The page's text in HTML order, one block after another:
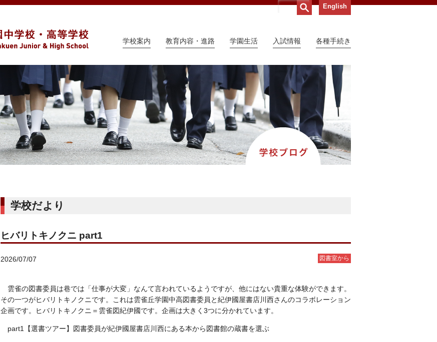
English
学校案内 教育内容・進路 学園生活 入試情報 各種手続き
学校だより
ヒバリトキノクニ part1
2026/07/07 図書室から
雲雀の図書委員は巷では「仕事が大変」なんて言われているようですが、他にはない貴重な体験ができます。
その一つがヒバリトキノクニです。これは雲雀丘学園中高図書委員と紀伊國屋書店川西さんのコラボレーション
企画です。ヒバリトキノクニ＝雲雀図紀伊國です。企画は大きく3つに分かれています。
part1【選書ツアー】図書委員が紀伊國屋書店川西にある本から図書館の蔵書を選ぶ